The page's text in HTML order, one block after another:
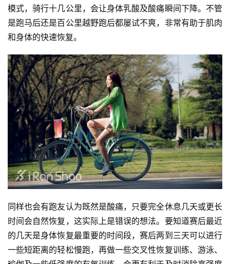
动
集
模式，骑行十几公里，会让身体乳酸及酸痛瞬间下降。不管
是跑马后还是百公里越野跑后都屡试不爽，非常有助于肌肉
和身体的快速恢复。
同样也会有跑友认为既然是酸痛，只要完全休息几天或更长
时间会自然恢复，这实际上是错误的想法。要知道赛后最近
的几天是身体恢复最重要的时间段，赛后两到三天可以进行
一些短距离的轻松慢跑，再做一些交叉性恢复训练、游泳、